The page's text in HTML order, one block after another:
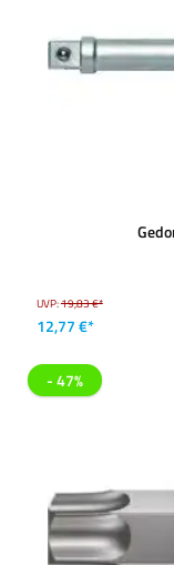
UVP:19,83 €*
12,77 €*
- 47%